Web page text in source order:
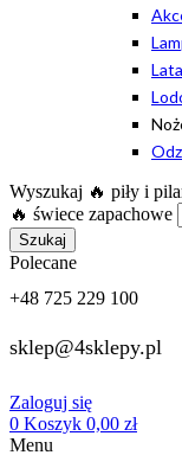
Wyszukaj 🔥 piły i
🔥 świece zapachowe
Szukaj
Polecane
+48 725 229 100
sklep@4sklepy.pl
Zaloguj się
0 Koszyk 0,00 zł
Menu